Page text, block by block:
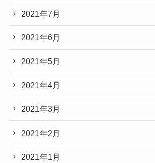
2021年7月
2021年6月
2021年5月
2021年4月
2021年3月
2021年2月
2021年1月